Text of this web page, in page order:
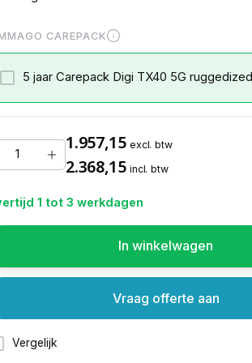
CAREPACK
5 jaar Carepack Digi TX40 5G ruggedized
1.957,15 excl. btw
2.368,15 incl. btw
1 tot 3 werkdagen
In winkelwagen
Vergelijk
Vraag offerte aan